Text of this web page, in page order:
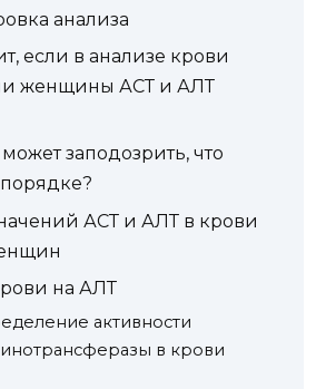
анализа
если в анализе крови
женщины АСТ и АЛТ
заподозрить, что
АСТ и АЛТ в крови
на АЛТ
активности
в крови